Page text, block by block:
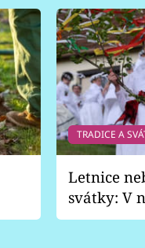
TRADICE A
Letnice
svátky: V
pondělí